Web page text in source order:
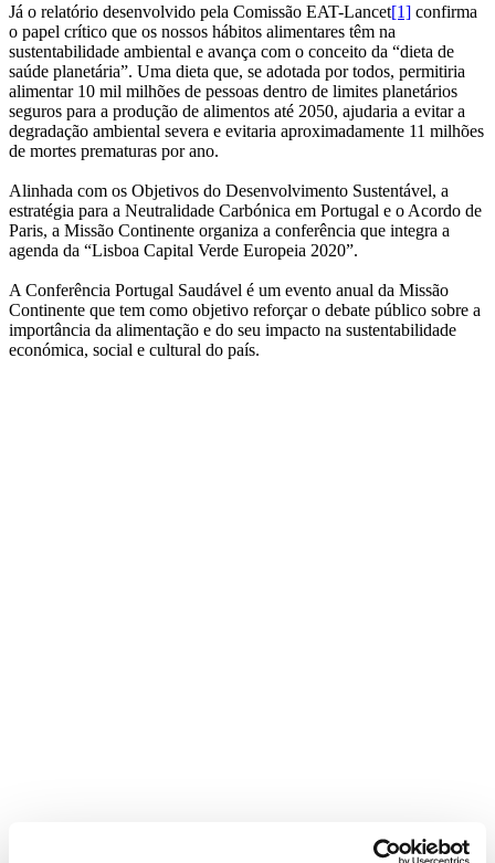
Já o relatório desenvolvido pela Comissão EAT-Lancet[1] confirma
o papel crítico que os nossos hábitos alimentares têm na
sustentabilidade ambiental e avança com o conceito da “dieta de
saúde planetária”. Uma dieta que, se adotada por todos, permitiria
alimentar 10 mil milhões de pessoas dentro de limites planetários
seguros para a produção de alimentos até 2050, ajudaria a evitar a
degradação ambiental severa e evitaria aproximadamente 11 milhões
de mortes prematuras por ano.
Alinhada com os Objetivos do Desenvolvimento Sustentável, a
estratégia para a Neutralidade Carbónica em Portugal e o Acordo de
Paris, a Missão Continente organiza a conferência que integra a
agenda da “Lisboa Capital Verde Europeia 2020”.
A Conferência Portugal Saudável é um evento anual da Missão
Continente que tem como objetivo reforçar o debate público sobre a
importância da alimentação e do seu impacto na sustentabilidade
económica, social e cultural do país.